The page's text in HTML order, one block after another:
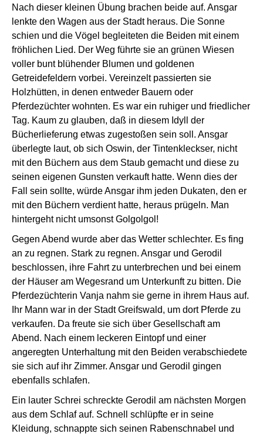
Nach dieser kleinen Übung brachen beide auf. Ansgar
lenkte den Wagen aus der Stadt heraus. Die Sonne
schien und die Vögel begleiteten die Beiden mit einem
fröhlichen Lied. Der Weg führte sie an grünen Wiesen
voller bunt blühender Blumen und goldenen
Getreidefeldern vorbei. Vereinzelt passierten sie
Holzhütten, in denen entweder Bauern oder
Pferdezüchter wohnten. Es war ein ruhiger und friedlicher
Tag. Kaum zu glauben, daß in diesem Idyll der
Bücherlieferung etwas zugestoßen sein soll. Ansgar
überlegte laut, ob sich Oswin, der Tintenkleckser, nicht
mit den Büchern aus dem Staub gemacht und diese zu
seinen eigenen Gunsten verkauft hatte. Wenn dies der
Fall sein sollte, würde Ansgar ihm jeden Dukaten, den er
mit den Büchern verdient hatte, heraus prügeln. Man
hintergeht nicht umsonst Golgolgol!
Gegen Abend wurde aber das Wetter schlechter. Es fing
an zu regnen. Stark zu regnen. Ansgar und Gerodil
beschlossen, ihre Fahrt zu unterbrechen und bei einem
der Häuser am Wegesrand um Unterkunft zu bitten. Die
Pferdezüchterin Vanja nahm sie gerne in ihrem Haus auf.
Ihr Mann war in der Stadt Greifswald, um dort Pferde zu
verkaufen. Da freute sie sich über Gesellschaft am
Abend. Nach einem leckeren Eintopf und einer
angeregten Unterhaltung mit den Beiden verabschiedete
sie sich auf ihr Zimmer. Ansgar und Gerodil gingen
ebenfalls schlafen.
Ein lauter Schrei schreckte Gerodil am nächsten Morgen
aus dem Schlaf auf. Schnell schlüpfte er in seine
Kleidung, schnappte sich seinen Rabenschnabel und